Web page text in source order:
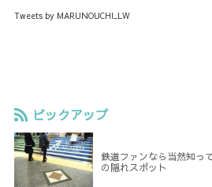
Tweets by MARUNOUCHI_LW
ピックアップ
鉄道ファンなら当然知っ
の隠れスポット